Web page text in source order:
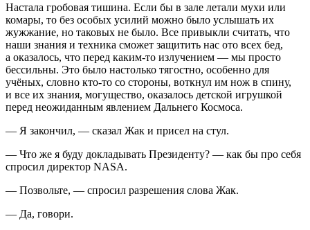
Настала гробовая тишина. Если бы в зале летали мухи или
комары, то без особых усилий можно было услышать их
жужжание, но таковых не было. Все привыкли считать, что
наши знания и техника сможет защитить нас ото всех бед,
а оказалось, что перед каким-то излучением — мы просто
бессильны. Это было настолько тягостно, особенно для
учёных, словно кто-то со стороны, воткнул им нож в спину,
и все их знания, могущество, оказалось детской игрушкой
перед неожиданным явлением Дальнего Космоса.
— Я закончил, — сказал Жак и присел на стул.
— Что же я буду докладывать Президенту? — как бы про себя
спросил директор NASA.
— Позвольте, — спросил разрешения слова Жак.
— Да, говори.